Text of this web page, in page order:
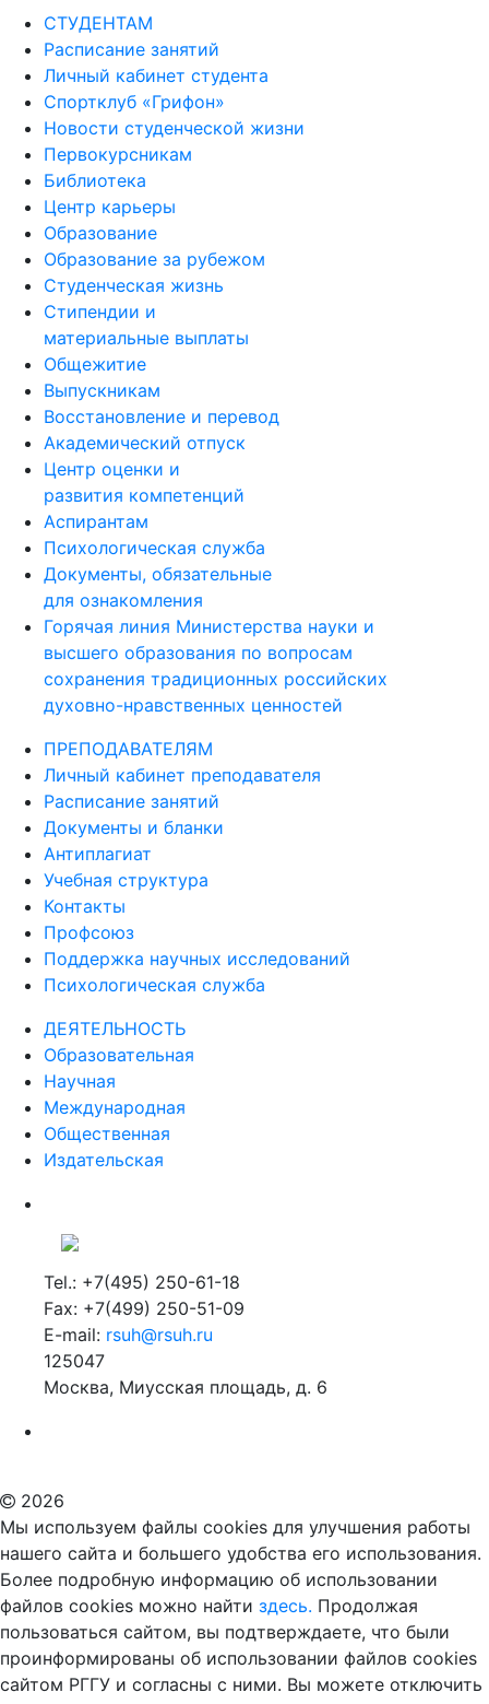
СТУДЕНТАМ
Расписание занятий
Личный кабинет студента
Спортклуб «Грифон»
Новости студенческой жизни
Первокурсникам
Библиотека
Центр карьеры
Образование
Образование за рубежом
Студенческая жизнь
Стипендии и
материальные выплаты
Общежитие
Выпускникам
Восстановление и перевод
Академический отпуск
Центр оценки и
развития компетенций
Аспирантам
Психологическая служба
Документы, обязательные
для ознакомления
Горячая линия Министерства науки и
высшего образования по вопросам
сохранения традиционных российских
духовно-нравственных ценностей
ПРЕПОДАВАТЕЛЯМ
Личный кабинет преподавателя
Расписание занятий
Документы и бланки
Антиплагиат
Учебная структура
Контакты
Профсоюз
Поддержка научных исследований
Психологическая служба
ДЕЯТЕЛЬНОСТЬ
Образовательная
Научная
Международная
Общественная
Издательская
Tel.: +7(495) 250-61-18
Fax: +7(499) 250-51-09
E-mail: rsuh@rsuh.ru
125047
Москва, Миусская площадь, д. 6
2026
Мы используем файлы cookies для улучшения работы
нашего сайта и большего удобства его использования.
Более подробную информацию об использовании
файлов cookies можно найти здесь. Продолжая
пользоваться сайтом, вы подтверждаете, что были
проинформированы об использовании файлов cookies
сайтом РГГУ и согласны с ними. Вы можете отключить